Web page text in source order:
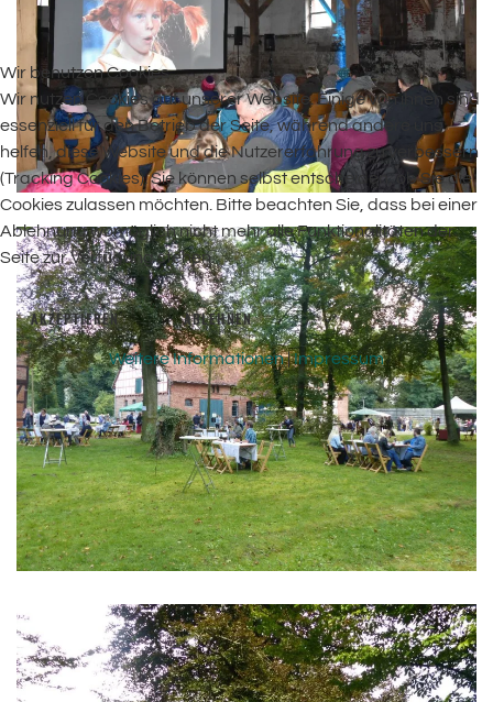
Wir benutzen Cookies
Wir nutzen Cookies auf unserer Website. Einige von ihnen sind
essenziell für den Betrieb der Seite, während andere uns
helfen, diese Website und die Nutzererfahrung zu verbessern
(Tracking Cookies). Sie können selbst entscheiden, ob Sie die
Cookies zulassen möchten. Bitte beachten Sie, dass bei einer
Ablehnung womöglich nicht mehr alle Funktionalitäten der
Seite zur Verfügung stehen.
AKZEPTIEREN ABLEHNEN
Weitere Informationen|Impressum